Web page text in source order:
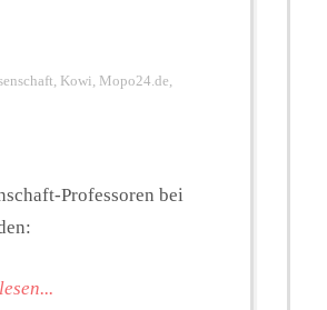
, Kowi, Mopo24.de,
Professoren bei